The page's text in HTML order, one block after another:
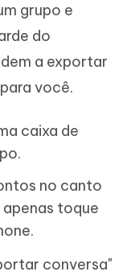
grupo e
do
a exportar
você.
caixa de
no canto
toque
conversa"